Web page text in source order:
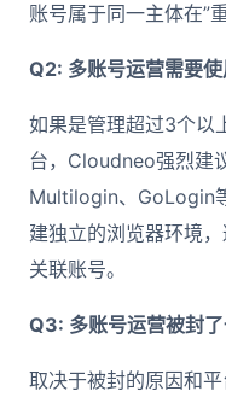
账号属于同一主体在”重
Q2: 多账号运营需要使
如果是管理超过3个以
台，Cloudneo强烈建
Multilogin、GoLogin
建独立的浏览器环境
关联账号。
Q3: 多账号运营被封了
取决于被封的原因和